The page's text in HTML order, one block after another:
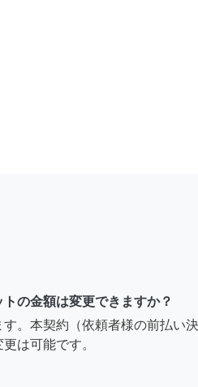
トの金額は変更できますか？
す。本契約（依頼者様の前払い
は可能です。